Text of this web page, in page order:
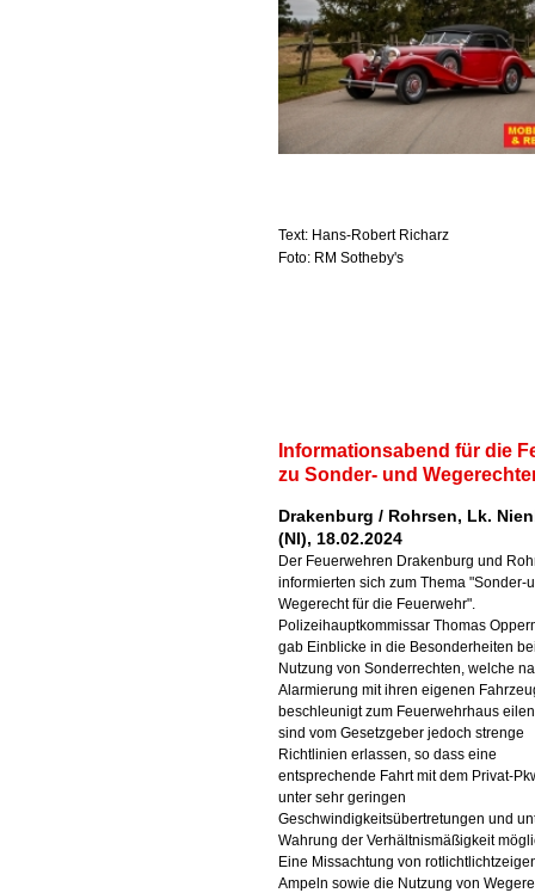
Text: Hans-Robert Richarz
Foto: RM Sotheby's
Informationsabend für die
zu Sonder- und
Drakenburg / Rohrsen, Lk.
(NI), 18.02.2024
Der Feuerwehren Drakenburg und
informierten sich zum Thema "Sonder-
Wegerecht für die Feuerwehr".
Polizeihauptkommissar Thomas
gab Einblicke in die Besonderheiten
Nutzung von Sonderrechten, welche
Alarmierung mit ihren eigenen
beschleunigt zum Feuerwehrhaus
sind vom Gesetzgeber jedoch strenge
Richtlinien erlassen, so dass eine
entsprechende Fahrt mit dem Privat-
unter sehr geringen
Geschwindigkeitsübertretungen und
Wahrung der Verhältnismäßigkeit
Eine Missachtung von
Ampeln sowie die Nutzung von